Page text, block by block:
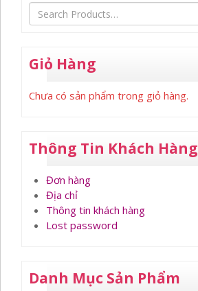
Giỏ Hàng
Chưa có sản phẩm trong giỏ hàng.
Thông Tin Khách Hàng
Đơn hàng
Địa chỉ
Thông tin khách hàng
Lost password
Danh Mục Sản Phẩm